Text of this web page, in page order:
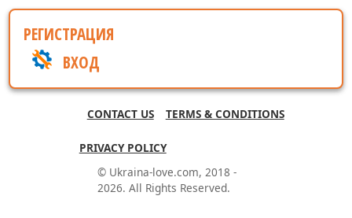
РЕГИСТРАЦИЯ
ВХОД
CONTACT US TERMS & CONDITIONS
PRIVACY POLICY
© Ukraina-love.com, 2018 -
2026. All Rights Reserved.